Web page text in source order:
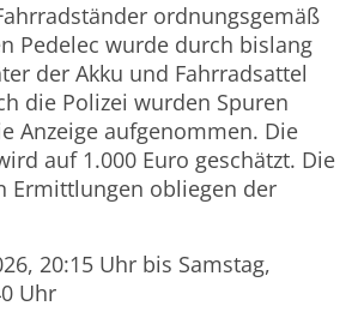
ordnungsgemäß
Pedelec wurde durch bislang
der Akku und Fahrradsattel
die Polizei wurden Spuren
Anzeige aufgenommen. Die
auf 1.000 Euro geschätzt. Die
Ermittlungen obliegen der
20:15 Uhr bis Samstag,
Uhr